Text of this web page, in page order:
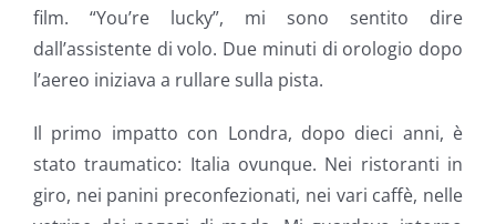
film. “You’re lucky”, mi sono sentito dire
dall’assistente di volo. Due minuti di orologio dopo
l’aereo iniziava a rullare sulla pista.
Il primo impatto con Londra, dopo dieci anni, è
stato traumatico: Italia ovunque. Nei ristoranti in
giro, nei panini preconfezionati, nei vari caffè, nelle